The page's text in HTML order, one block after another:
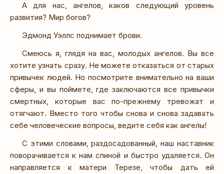
А для нас, ангелов, каков следующий уровень
развития? Мир богов?
Эдмонд Уэллс поднимает брови.
Смеюсь я, глядя на вас, молодых ангелов. Вы все
хотите узнать сразу. Не можете отказаться от старых
привычек людей. Но посмотрите внимательно на ваши
сферы, и вы поймете, где заключаются все привычки
смертных, которые вас по-прежнему тревожат и
отягчают. Вместо того чтобы снова и снова задавать
себе человеческие вопросы, ведите себя как ангелы!
С этими словами, раздосадованный, наш наставник
поворачивается к нам спиной и быстро удаляется. Он
направляется к матери Терезе, чтобы дать ей